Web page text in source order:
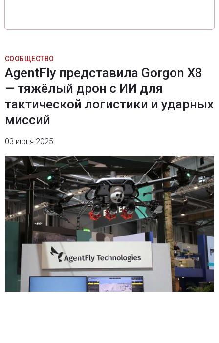
СООБЩЕСТВО
AgentFly представила Gorgon X8
— тяжёлый дрон с ИИ для
тактической логистики и ударных
миссий
03 июня 2025